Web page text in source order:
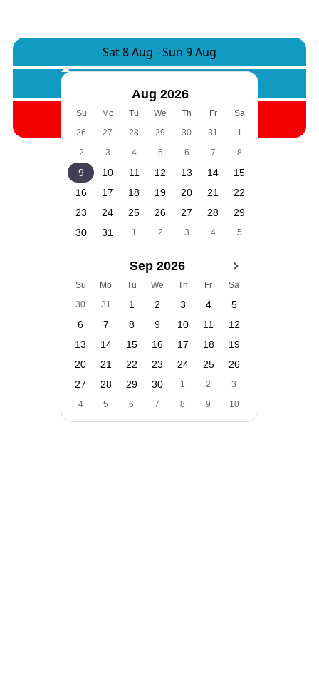
Sat 8 Aug -Sun 9 Aug
Search
Aug 2026
Su Mo Tu We Th Fr
Sa
26
27 28 29 30 31
1
2
3 4 5 6 7 8
9 10 11 12 13 14
15
16
17 18 19 20 21
22
23
24 25 26 27 28
29
30
31 1 2 3 4 5
Sep 2026
Su Mo Tu We Th Fr
Sa
30
31 1 2 3 4
5
6
7 8 9 10 11
12
13
14 15 16 17 18
19
20
21 22 23 24 25
26
27
28 29 30 1 2
3
4
5 6 7 8 9 10